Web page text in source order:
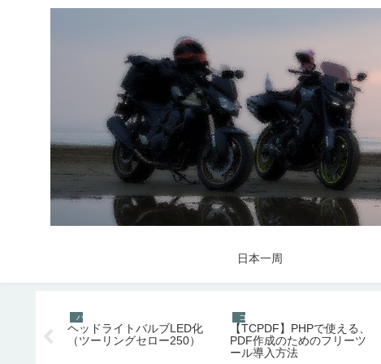
日本一周
バイク
ヘッドライトバルブLED化
（ツーリングセロー250）
コンピュータ関連
【TCPDF】PHPで使える、
PDF作成のためのフリーツ
ール導入方法